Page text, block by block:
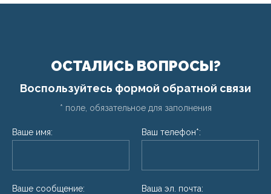
ОСТАЛИСЬ ВОПРОСЫ?
Воспользуйтесь формой обратной связи
* поле, обязательное для заполнения
Ваше имя:
Ваше сообщение:
Ваш телефон*:
Ваша эл. почта: